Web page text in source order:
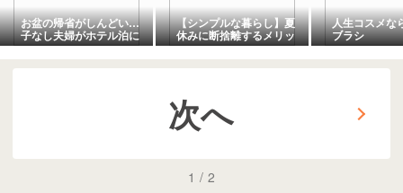
お盆の帰省がしんどい…
子なし夫婦がホテル泊に
変えた理由と費用のリア
ル
【シンプルな暮らし】夏
休みに断捨離するメリッ
ト
人生コスメな
ブラシ
次へ
1 / 2